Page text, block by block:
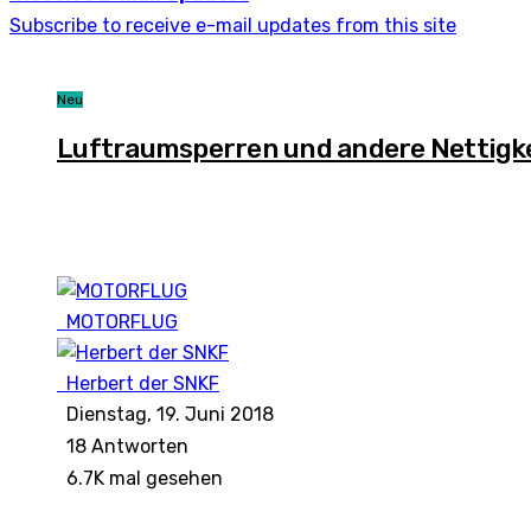
Subscribe to receive e-mail updates from this site
Neu
Luftraumsperren und andere
MOTORFLUG
Herbert der SNKF
Dienstag, 19. Juni 2018
18 Antworten
6.7K mal gesehen